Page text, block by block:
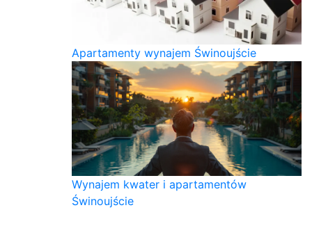
Apartamenty wynajem Świnoujście
Wynajem kwater i apartamentów
Świnoujście